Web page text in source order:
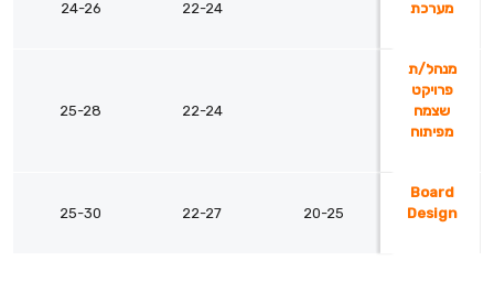
מערכת
22-24
24-26
מנהל/ת
פרויקט
שצמח
מפיתוח
22-24
25-28
Board
Design
20-25
22-27
25-30